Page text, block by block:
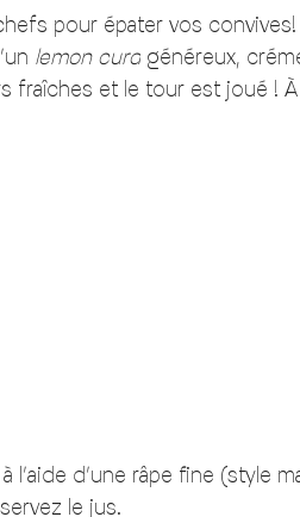
pour épater vos convives!
lemon curd généreux,
fraîches et le tour est joué !
d’une râpe fine (style
le jus.